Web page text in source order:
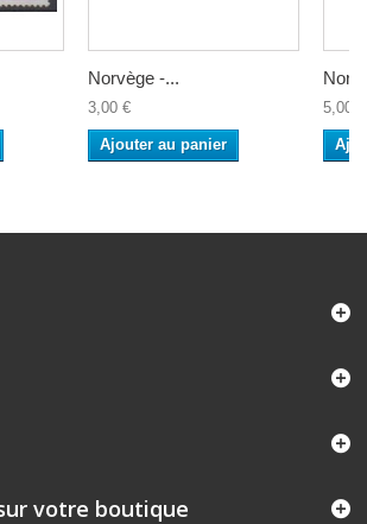
Norvège -...
3,00 €
Ajouter au panier
5,00 €
votre boutique